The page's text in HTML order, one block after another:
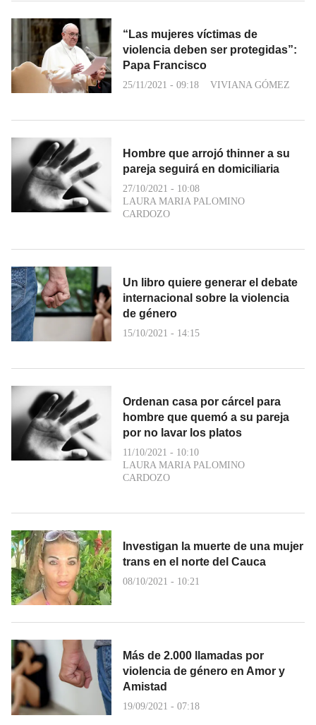
“Las mujeres víctimas de
violencia deben ser protegidas”:
Papa Francisco
25/11/2021 - 09:18 VIVIANA GÓMEZ
Hombre que arrojó thinner a su
pareja seguirá en domiciliaria
27/10/2021 - 10:08
LAURA MARIA PALOMINO
CARDOZO
Un libro quiere generar el debate
internacional sobre la violencia
de género
15/10/2021 - 14:15
Ordenan casa por cárcel para
hombre que quemó a su pareja
por no lavar los platos
11/10/2021 - 10:10
LAURA MARIA PALOMINO
CARDOZO
Investigan la muerte de una mujer
trans en el norte del Cauca
08/10/2021 - 10:21
Más de 2.000 llamadas por
violencia de género en Amor y
Amistad
19/09/2021 - 07:18